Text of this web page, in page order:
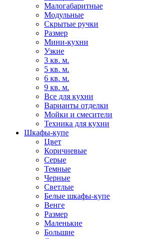
Малогабаритные
Модульные
Скрытые ручки
Размер
Мини-кухни
Узкие
3 кв. м.
5 кв. м.
6 кв. м.
9 кв. м.
Все для кухни
Варианты отделки
Мойки и смесители
Техника для кухни
Шкафы-купе
Цвет
Коричневые
Серые
Темные
Черные
Светлые
Белые шкафы-купе
Венге
Размер
Маленькие
Большие